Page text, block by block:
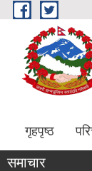
Skip to main content
गृहपृष्ठ
समाचार